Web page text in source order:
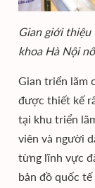
Gian giới
khoa Hà Nội
Gian triển lãm
được thiết kế
tại khu triển
viên và người
từng lĩnh vực
bản đồ quốc